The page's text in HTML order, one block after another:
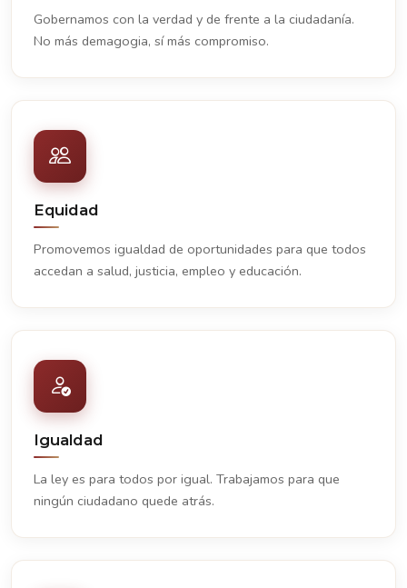
Gobernamos con la verdad y de frente a la ciudadanía.
No más demagogia, sí más compromiso.
Equidad
Promovemos igualdad de oportunidades para que todos
accedan a salud, justicia, empleo y educación.
Igualdad
La ley es para todos por igual. Trabajamos para que
ningún ciudadano quede atrás.